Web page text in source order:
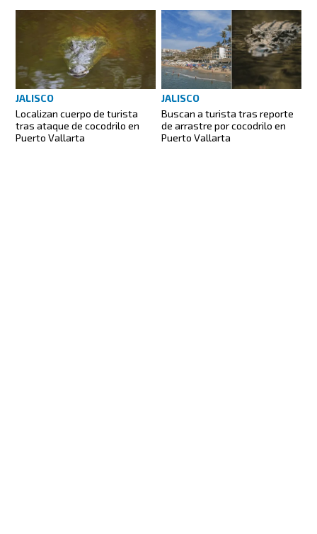
JALISCO
Localizan cuerpo de turista
tras ataque de cocodrilo en
Puerto Vallarta
JALISCO
Buscan a turista tras reporte
de arrastre por cocodrilo en
Puerto Vallarta